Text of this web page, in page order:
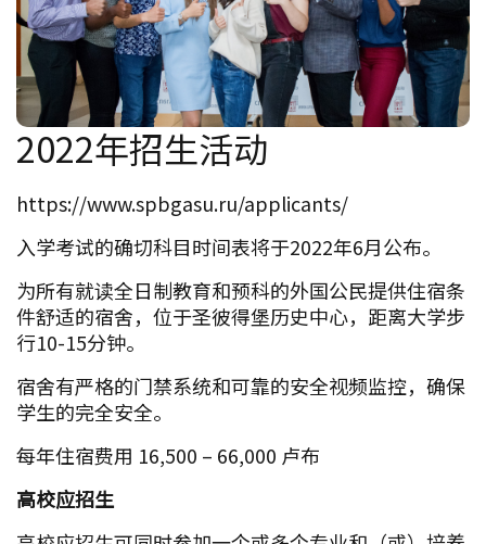
2022年招生活动
https://www.spbgasu.ru/applicants/
入学考试的确切科目时间表将于2022年6月公布。
为所有就读全日制教育和预科的外国公民提供住宿条
件舒适的宿舍，位于圣彼得堡历史中心，距离大学步
行10-15分钟。
宿舍有严格的门禁系统和可靠的安全视频监控，确保
学生的完全安全。
每年住宿费用 16,500 – 66,000 卢布
高校应招生